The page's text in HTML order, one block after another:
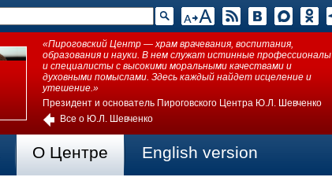
«Пироговский Центр — храм врачевания, воспитания,
образования и науки. В нем служат истинные профессионалы
и специалисты с высокими моральными качествами и
духовными помыслами. Здесь каждый найдет исцеление и
утешение.»
Президент и основатель Пироговского Центра Ю.Л. Шевченко
Все о Ю.Л. Шевченко
О Центре English version